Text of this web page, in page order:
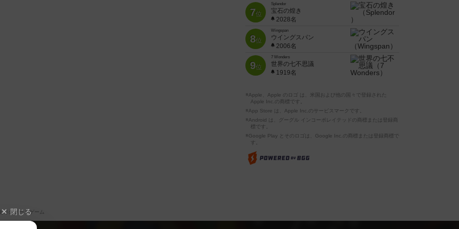
7位
Splendor
宝石の煌き
2028名
8位
Wingspan
ウイングスパン
2006名
9位
7 Wonders
世界の七不思議
1919名
※Apple、Apple のロゴ は、米国および他の国々で登録された
Apple Inc.の商標です。
※App Store は、Apple Inc.のサービスマークです。
※Android は、グーグル インコーポレイテッドの商標または登録商
標です。
※Google Play とそのロゴは、Google Inc.の商標または登録商標で
す。
りのボードゲーム
閉じる